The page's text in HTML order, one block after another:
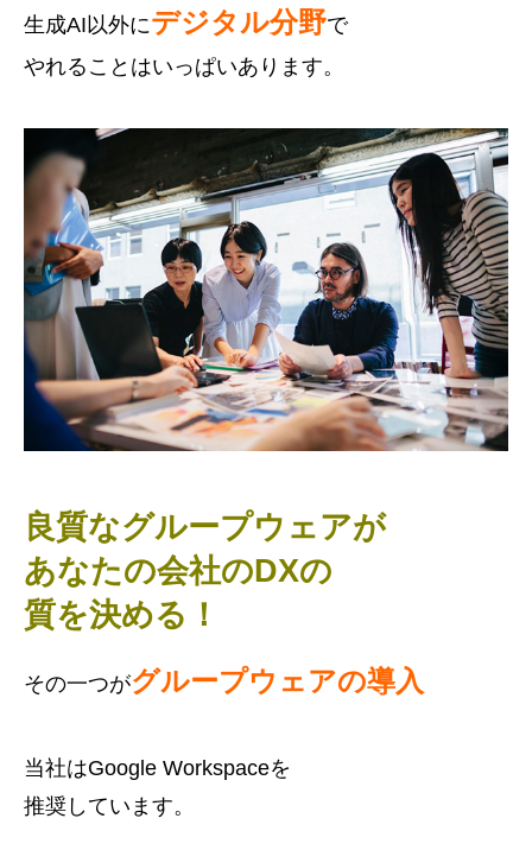
生成AI以外にデジタル分野で
やれることはいっぱいあります。
良質なグループウェアが
あなたの会社のDXの
質を決める！
その一つがグループウェアの導入
当社はGoogle Workspaceを
推奨しています。